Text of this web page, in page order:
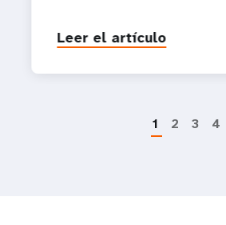
Leer el artículo
1 2 3 4